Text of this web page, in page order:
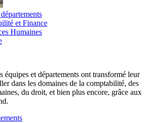
et Finance
Humaines
équipes et départements ont transformé leur
dans les domaines de la comptabilité, des
du droit, et bien plus encore, grâce aux